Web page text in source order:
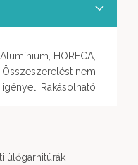
Alumínium, HORECA,
Összeszerelést nem
igényel, Rakásolható
ülőgarnitúrák